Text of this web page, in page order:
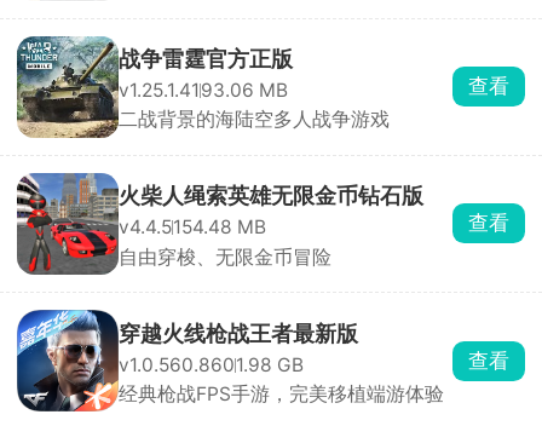
战争雷霆官方正版
v1.25.1.41 93.06 MB
二战背景的海陆空多人战争游戏
查看
火柴人绳索英雄无限金币钻石版
v4.4.5154.48 MB
自由穿梭、无限金币冒险
查看
穿越火线枪战王者最新版
v1.0.560.8601.98 GB
经典枪战FPS手游，完美移植端游体验
查看